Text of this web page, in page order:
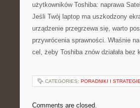
użytkowników Toshiba: naprawa
Jeśli Twój laptop ma uszkodzony
urządzenie przegrzewa się, warto
przywrócenia sprawności. Właśnie
cel, żeby Toshiba znów działała bez
CATEGORIES: PORADNIKI I STRATEGIE
Comments are closed.